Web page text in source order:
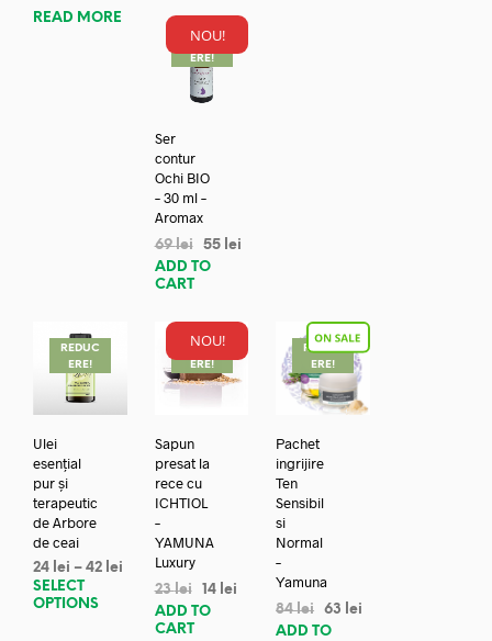
READ MORE
NOU!
REDUC
ERE!
Ser
contur
Ochi BIO
– 30 ml –
Aromax
69lei 55 lei
ADD TO
CART
REDUC
ERE!
Ulei
esențial
pur și
terapeutic
de Arbore
de ceai
24 lei – 42 lei
SELECT
OPTIONS
NOU!
REDUC
ERE!
Sapun
presat la
rece cu
ICHTIOL
–
YAMUNA
Luxury
23lei 14 lei
ADD TO
CART
REDUC
ERE!
Pachet
ingrijire
Ten
Sensibil
si
Normal
–
Yamuna
84lei 63
lei
ADD TO